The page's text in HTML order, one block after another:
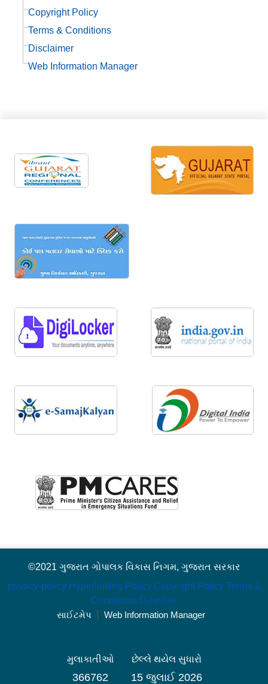
Copyright Policy
Terms & Conditions
Disclaimer
Web Information Manager
©2021 ગુજરાત ગોપાલક વિકાસ નિગમ, ગુજરાત સરકાર
privacy-policy Hyperlinking Policy Copyright Policy Terms &
Conditions ડિસ્ક્લેમર
સાઈટમેપ
Web Information Manager
મુલાકાતીઓ
366762
છેલ્લે થયેલ સુધારો
15 જુલાઈ 2026